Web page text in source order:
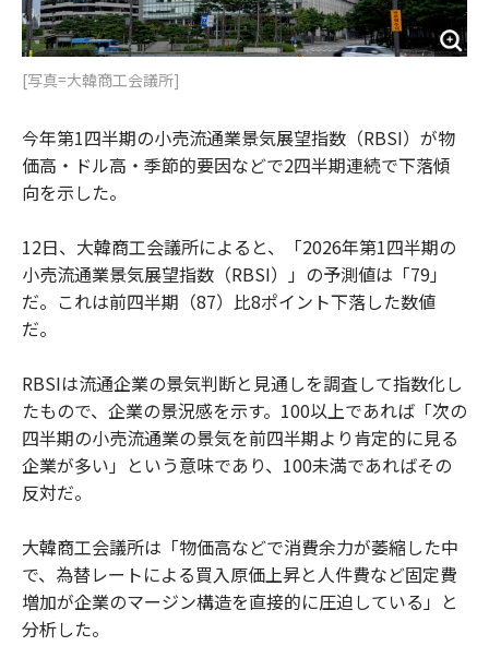
[写真=大韓商工会議所]
今年第1四半期の小売流通業景気展望指数（RBSI）が物
価高・ドル高・季節的要因などで2四半期連続で下落傾
向を示した。
12日、大韓商工会議所によると、「2026年第1四半期の
小売流通業景気展望指数（RBSI）」の予測値は「79」
だ。これは前四半期（87）比8ポイント下落した数値
だ。
RBSIは流通企業の景気判断と見通しを調査して指数化し
たもので、企業の景況感を示す。100以上であれば「次の
四半期の小売流通業の景気を前四半期より肯定的に見る
企業が多い」という意味であり、100未満であればその
反対だ。
大韓商工会議所は「物価高などで消費余力が萎縮した中
で、為替レートによる買入原価上昇と人件費など固定費
増加が企業のマージン構造を直接的に圧迫している」と
分析した。